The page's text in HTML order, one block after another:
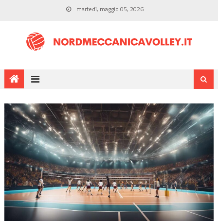
martedì, maggio 05, 2026